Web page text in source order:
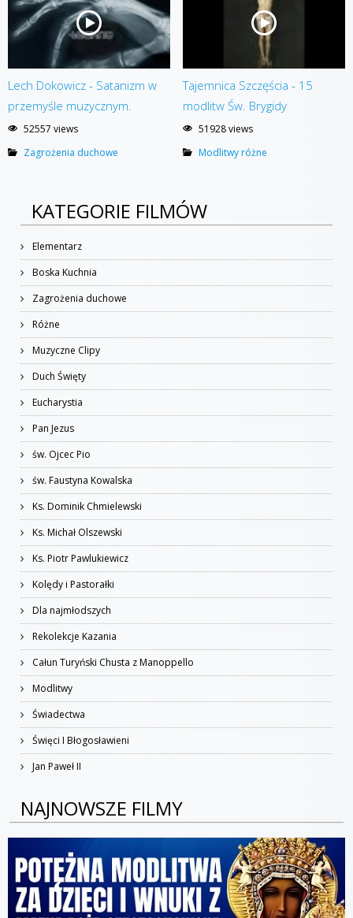
Lech Dokowicz - Satanizm w
przemyśle muzycznym.
52557 views
Zagrożenia duchowe
Tajemnica Szczęścia - 15
modlitw Św. Brygidy
51928 views
Modlitwy różne
KATEGORIE FILMÓW
Elementarz
Boska Kuchnia
Zagrożenia duchowe
Różne
Muzyczne Clipy
Duch Święty
Eucharystia
Pan Jezus
św. Ojcec Pio
św. Faustyna Kowalska
Ks. Dominik Chmielewski
Ks. Michał Olszewski
Ks. Piotr Pawlukiewicz
Kolędy i Pastorałki
Dla najmłodszych
Rekolekcje Kazania
Całun Turyński Chusta z Manoppello
Modlitwy
Świadectwa
Święci I Błogosławieni
Jan Paweł II
NAJNOWSZE FILMY